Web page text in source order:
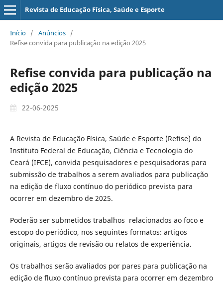
Revista de Educação Física, Saúde e Esporte
Início / Anúncios /
Refise convida para publicação na edição 2025
Refise convida para publicação na
edição 2025
22-06-2025
A Revista de Educação Física, Saúde e Esporte (Refise) do
Instituto Federal de Educação, Ciência e Tecnologia do
Ceará (IFCE), convida pesquisadores e pesquisadoras para
submissão de trabalhos a serem avaliados para publicação
na edição de fluxo contínuo do periódico prevista para
ocorrer em dezembro de 2025.
Poderão ser submetidos trabalhos relacionados ao foco e
escopo do periódico, nos seguintes formatos: artigos
originais, artigos de revisão ou relatos de experiência.
Os trabalhos serão avaliados por pares para publicação na
edição de fluxo contínuo prevista para ocorrer em dezembro